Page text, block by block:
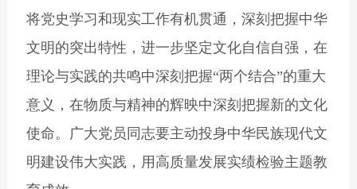
将党史学习和现实工作有机贯通，深刻把握中华
文明的突出特性，进一步坚定文化自信自强，在
理论与实践的共鸣中深刻把握“两个结合”的重大
意义，在物质与精神的辉映中深刻把握新的文化
使命。广大党员同志要主动投身中华民族现代文
明建设伟大实践，用高质量发展实绩检验主题教